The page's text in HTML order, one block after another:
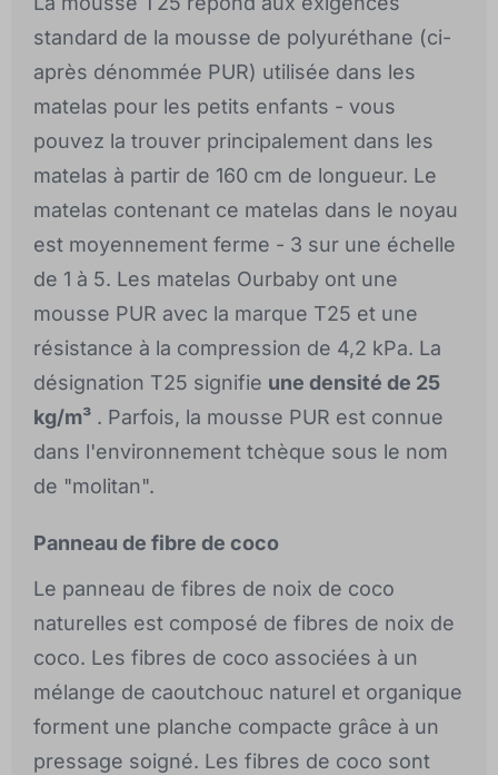
standard de la mousse de polyuréthane (ci-
après dénommée PUR) utilisée dans les
matelas pour les petits enfants - vous
pouvez la trouver principalement dans les
matelas à partir de 160 cm de longueur. Le
matelas contenant ce matelas dans le noyau
est moyennement ferme - 3 sur une échelle
de 1 à 5. Les matelas Ourbaby ont une
mousse PUR avec la marque T25 et une
résistance à la compression de 4,2 kPa. La
désignation T25 signifie une densité de 25
kg/m³ . Parfois, la mousse PUR est connue
dans l'environnement tchèque sous le nom
de "molitan".
Panneau de fibre de coco
Le panneau de fibres de noix de coco
naturelles est composé de fibres de noix de
coco. Les fibres de coco associées à un
mélange de caoutchouc naturel et organique
forment une planche compacte grâce à un
pressage soigné. Les fibres de coco sont